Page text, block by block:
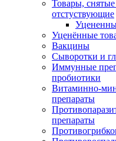
Товары,
отстуствующие
Уценённые
Вакцины
Сыворотки и
Иммунные
пробиотики
Витаминно-
препараты
препараты